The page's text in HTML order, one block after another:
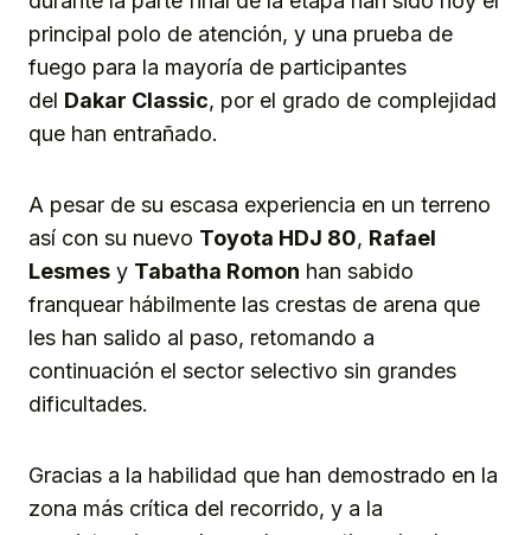
principal polo de atención, y una prueba de
fuego para la mayoría de participantes
del Dakar Classic, por el grado de complejidad
que han entrañado.
A pesar de su escasa experiencia en un terreno
así con su nuevo Toyota HDJ 80, Rafael
Lesmes y Tabatha Romon han sabido
franquear hábilmente las crestas de arena que
les han salido al paso, retomando a
continuación el sector selectivo sin grandes
dificultades.
Gracias a la habilidad que han demostrado en la
zona más crítica del recorrido, y a la